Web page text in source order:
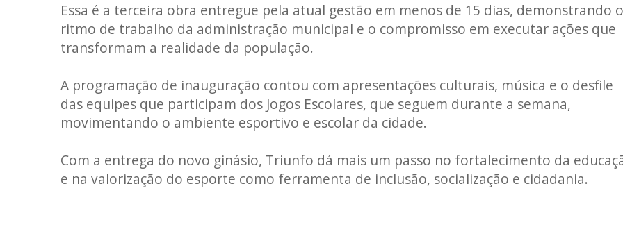
Essa é a terceira obra entregue pela atual gestão em menos de 15 dias, demonstrando o
ritmo de trabalho da administração municipal e o compromisso em executar ações que
transformam a realidade da população.
A programação de inauguração contou com apresentações culturais, música e o desfile
das equipes que participam dos Jogos Escolares, que seguem durante a semana,
movimentando o ambiente esportivo e escolar da cidade.
Com a entrega do novo ginásio, Triunfo dá mais um passo no fortalecimento da
e na valorização do esporte como ferramenta de inclusão, socialização e cidadania.